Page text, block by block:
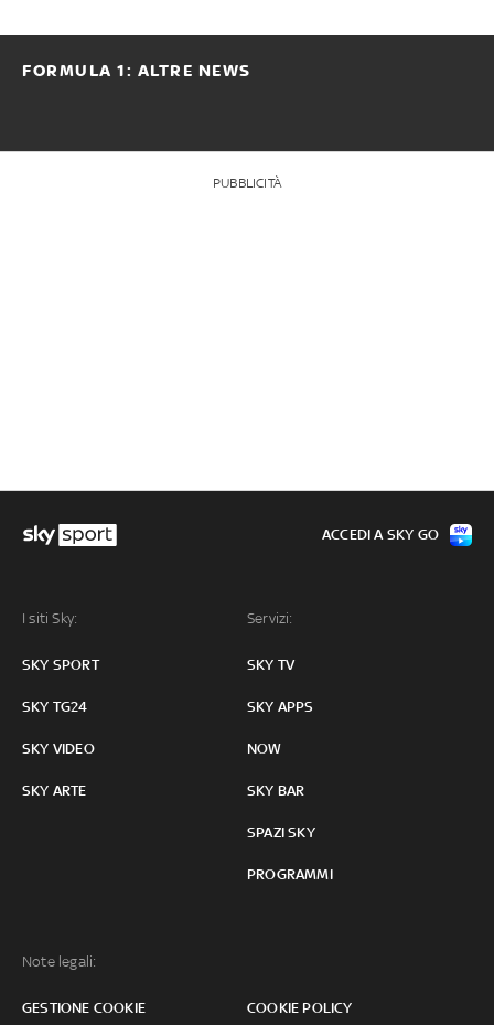
FORMULA 1: ALTRE NEWS
PUBBLICITÀ
I siti Sky:
SKY SPORT
SKY TG24
SKY VIDEO
SKY ARTE
Servizi:
SKY TV
SKY APPS
NOW
SKY BAR
SPAZI SKY
PROGRAMMI
Note legali:
GESTIONE COOKIE COOKIE POLICY
ACCEDI A SKY GO